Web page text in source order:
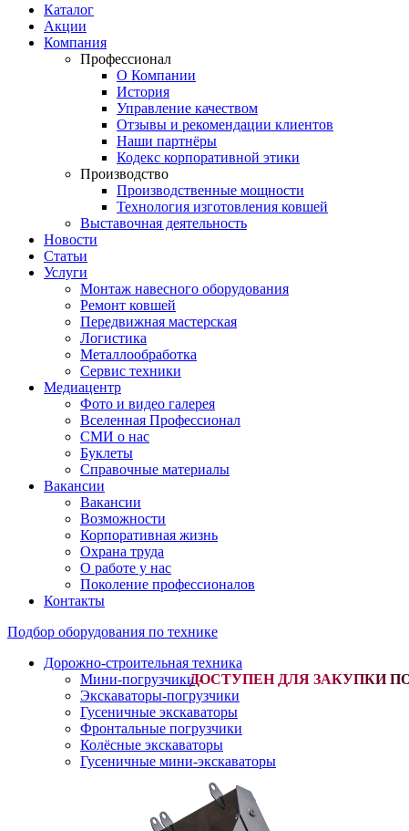
Каталог
Акции
Компания
Профессионал
О Компании
История
Управление качеством
Отзывы и рекомендации клиентов
Наши партнёры
Кодекс корпоративной этики
Производство
Производственные мощности
Технология изготовления ковшей
Выставочная деятельность
Новости
Статьи
Услуги
Монтаж навесного оборудования
Ремонт ковшей
Передвижная мастерская
Логистика
Металлообработка
Сервис техники
Медиацентр
Фото и видео галерея
Вселенная Профессионал
СМИ о нас
Буклеты
Справочные материалы
Вакансии
Вакансии
Возможности
Корпоративная жизнь
Охрана труда
О работе у нас
Поколение профессионалов
Контакты
Подбор оборудования по технике
Дорожно-строительная техника
Мини-погрузчики-
Экскаваторы-погрузчики
Гусеничные экскаваторы
Фронтальные погрузчики
Колёсные экскаваторы
Гусеничные мини-экскаваторы